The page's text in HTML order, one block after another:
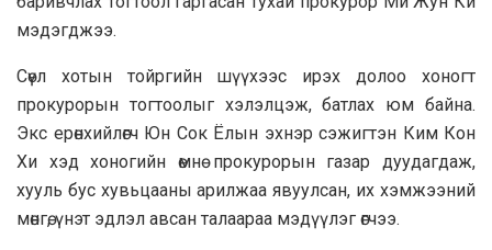
мэдэгджээ.
Сөүл хотын тойргийн шүүхээс ирэх долоо хоногт
прокурорын тогтоолыг хэлэлцэж, батлах юм байна.
Экс ерөнхийлөгч Юн Сок Ёлын эхнэр сэжигтэн Ким Кон
Хи хэд хоногийн өмнө прокурорын газар дуудагдаж,
хууль бус хувьцааны арилжаа явуулсан, их хэмжээний
мөнгө, үнэт эдлэл авсан талаараа мэдүүлэг өгчээ.